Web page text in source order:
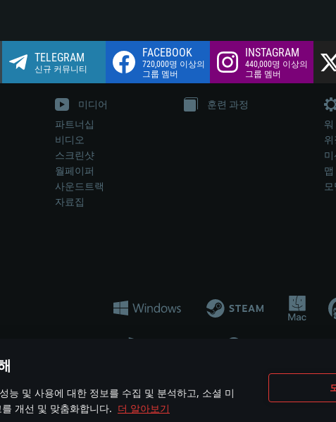
능 및 사용에 대한 정보를 수집 및 분석하고, 소셜 미
개선 및 맞춤화합니다. 더 알아보기
TELEGRAM
신규 커뮤니티
FACEBOOK
720,000명 이상의
그룹 멤버
INSTAGRAM
440,000명 이상의
그룹 멤버
미디어
파트너십
비디오
스크린샷
월페이퍼
사운드트랙
자료집
훈련 과정
워
미
맵
모
무기나 차량을 묘사하는 것은 무기 개발 업체나 장비 제조 업체가 게임 개발
Kft. All trademarks, logos and brand names are the property of their respective
이용 약관